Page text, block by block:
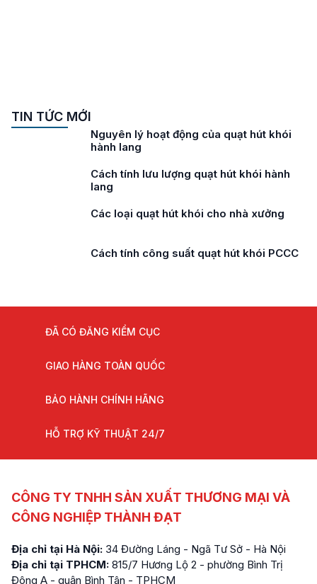
TIN TỨC MỚI
Nguyên lý hoạt động của quạt hút khói
hành lang
Cách tính lưu lượng quạt hút khói hành
lang
Các loại quạt hút khói cho nhà xưởng
Cách tính công suất quạt hút khói PCCC
ĐÃ CÓ ĐĂNG KIỂM CỤC
GIAO HÀNG TOÀN QUỐC
BẢO HÀNH CHÍNH HÃNG
HỖ TRỢ KỸ THUẬT 24/7
CÔNG TY TNHH SẢN XUẤT THƯƠNG MẠI VÀ
CÔNG NGHIỆP THÀNH ĐẠT
Địa chỉ tại Hà Nội: 34 Đường Láng - Ngã Tư Sở - Hà Nội
Địa chỉ tại TPHCM: 815/7 Hương Lộ 2 - phường Bình Trị
Đông A - quận Bình Tân - TPHCM